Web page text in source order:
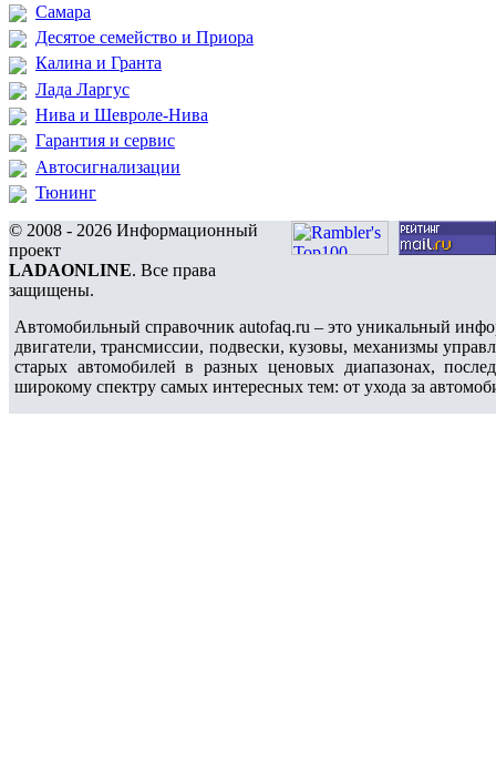
Самара
Десятое семейство и Приора
Калина и Гранта
Лада Ларгус
Нива и Шевроле-Нива
Гарантия и сервис
Автосигнализации
Тюнинг
© 2008 - 2026 Информационный
проект
LADAONLINE. Все права
защищены.
Автомобильный справочник autofaq.ru – это уникальный
двигатели, трансмиссии, подвески, кузовы, механизмы
старых автомобилей в разных ценовых диапазонах,
широкому спектру самых интересных тем: от ухода за